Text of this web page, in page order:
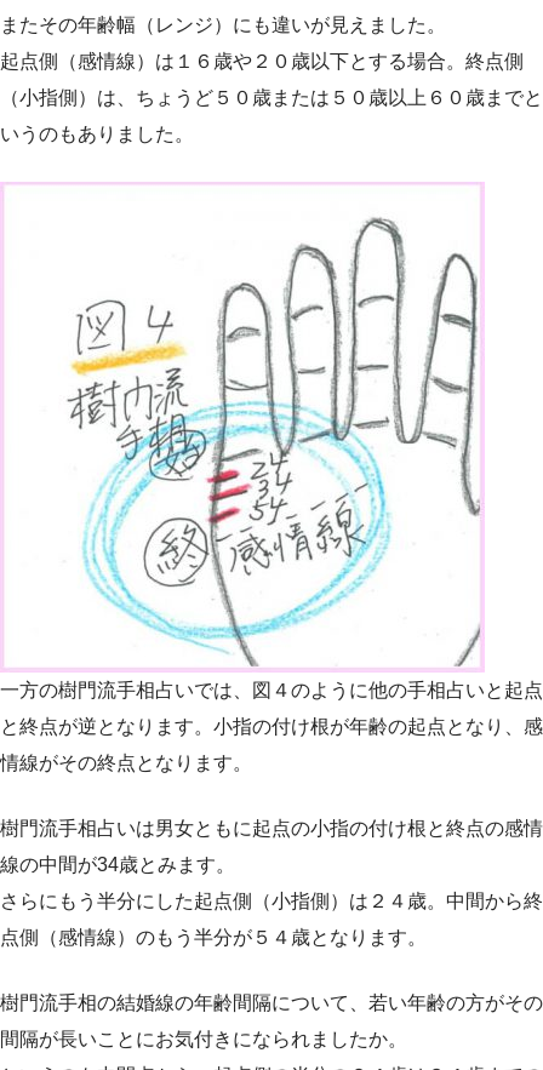
またその年齢幅（レンジ）にも違いが見えました。
起点側（感情線）は１６歳や２０歳以下とする場合。終点側
（小指側）は、ちょうど５０歳または５０歳以上６０歳までと
いうのもありました。
一方の樹門流手相占いでは、図４のように他の手相占いと起点
と終点が逆となります。小指の付け根が年齢の起点となり、感
情線がその終点となります。
樹門流手相占いは男女ともに起点の小指の付け根と終点の感情
線の中間が34歳とみます。
さらにもう半分にした起点側（小指側）は２４歳。中間から終
点側（感情線）のもう半分が５４歳となります。
樹門流手相の結婚線の年齢間隔について、若い年齢の方がその
間隔が長いことにお気付きになられましたか。